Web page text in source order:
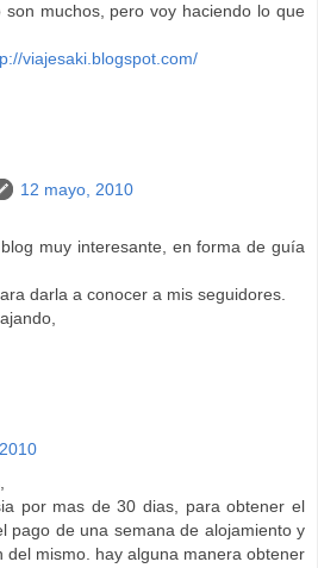
muchos, pero voy haciendo lo que
viajesaki.blogspot.com/
12 mayo, 2010
muy interesante, en forma de guía
darla a conocer a mis seguidores.
por mas de 30 dias, para obtener el
pago de una semana de alojamiento y
del mismo. hay alguna manera obtener